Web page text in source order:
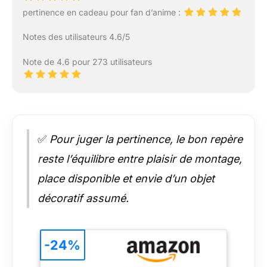
pertinence en cadeau pour fan d’anime :
Notes des utilisateurs 4.6/5
Note de 4.6 pour 273 utilisateurs
✅ Pour juger la pertinence, le bon repère
reste l’équilibre entre plaisir de montage,
place disponible et envie d’un objet
décoratif assumé.
-24%